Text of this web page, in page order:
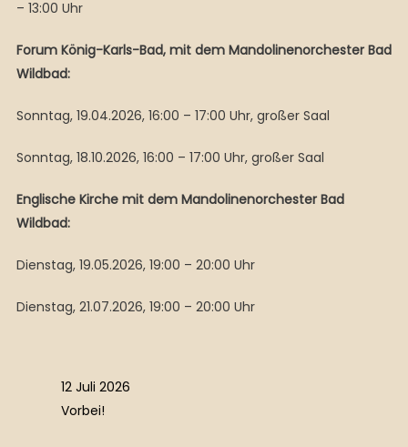
– 13:00 Uhr
Forum König-Karls-Bad, mit dem Mandolinenorchester Bad
Wildbad:
Sonntag, 19.04.2026, 16:00 – 17:00 Uhr, großer Saal
Sonntag, 18.10.2026, 16:00 – 17:00 Uhr, großer Saal
Englische Kirche mit dem Mandolinenorchester Bad
Wildbad:
Dienstag, 19.05.2026, 19:00 – 20:00 Uhr
Dienstag, 21.07.2026, 19:00 – 20:00 Uhr
12 Juli 2026
Vorbei!